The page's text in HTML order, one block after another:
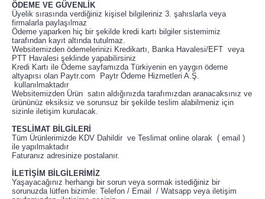
ÖDEME VE GÜVENLİK
Üyelik sırasında verdiğiniz kişisel bilgileriniz 3. şahıslarla veya
firmalarla paylaşılmaz
Ödeme yaparken hiç bir şekilde kredi kartı bilgiler sistemimiz
tarafından kayıt altında tutulmaz.
Websitemizden ödemelerinizi Kredikartı, Banka Havalesi/EFT veya
PTT Havalesi şeklinde yapabilirsiniz
Kredi Kartı ile Ödeme sayfamızda Türkiyenin en yaygın ödeme
altyapısı olan Paytr.com Paytr Ödeme Hizmetleri A.Ş.
kullanılmaktadır
Websitemizden Ürün satın aldığınızda tarafımızdan aranacaksınız ve
ürününüz eksiksiz ve sorunsuz bir şekilde teslim alabilmeniz için
sizinle iletişim kurulacak.
TESLİMAT BİLGİLERİ
Tüm Ürünlerimizde KDV Dahildir ve Teslimat online olarak ( email )
ile yapılmaktadır
Faturanız adresinize postalanır.
İLETİŞİM BİLGİLERİMİZ
Yaşayacağınız herhangi bir sorun veya sormak istediğiniz bir
sorunuzda lütfen bizimle: Telefon / Email / Watsapp veya iletişim